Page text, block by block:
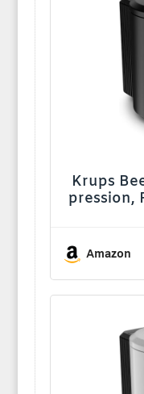
Krups
pression,
Amazon